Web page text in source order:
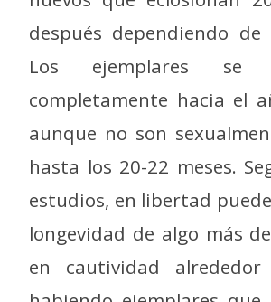
después dependiendo de
Los ejemplares se
completamente hacia el
aunque no son
hasta los 20-22 meses.
estudios, en libertad
longevidad de algo más
en cautividad